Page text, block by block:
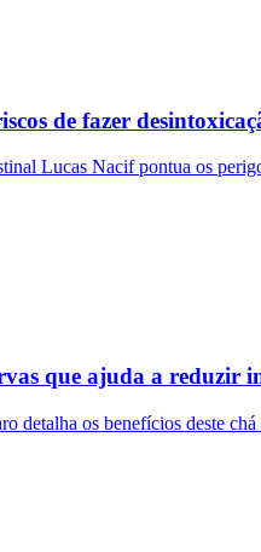
de fazer
Lucas Nacif pontua os
que ajuda a reduzir
detalha os benefícios deste